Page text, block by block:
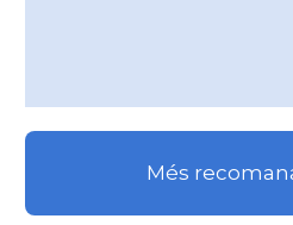
Més